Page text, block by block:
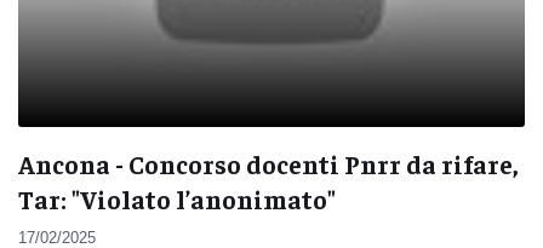
Ancona - Concorso docenti Pnrr da rifare,
Tar: "Violato l’anonimato"
17/02/2025